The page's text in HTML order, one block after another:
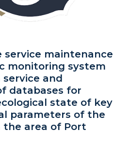
service maintenance
monitoring system
and
databases for
state of key
parameters of the
area of Port